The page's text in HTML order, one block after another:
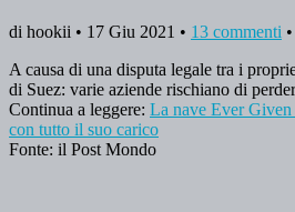
di hookii • 17 Giu 2021 • 13 commenti •
A causa di una disputa legale tra i
di Suez: varie aziende rischiano di
Continua a leggere: La nave Ever
con tutto il suo carico
Fonte: il Post Mondo